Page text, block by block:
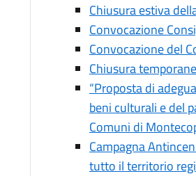
Chiusura estiva
Convocazione
Convocazione del
Chiusura
“Proposta di
beni culturali e del
Comuni di
Campagna
tutto il territorio